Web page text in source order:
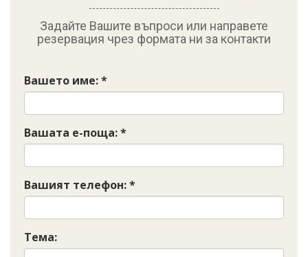
Задайте Вашите въпроси или направете
резервация чрез формата ни за контакти
Вашето име: *
Вашата е-поща: *
Вашият телефон: *
Тема: